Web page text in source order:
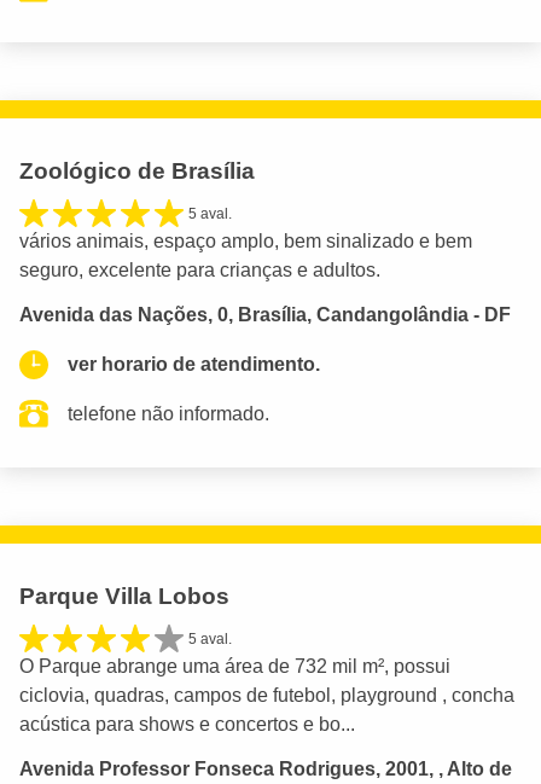
Zoológico de Brasília
5 aval.
vários animais, espaço amplo, bem sinalizado e bem
seguro, excelente para crianças e adultos.
Avenida das Nações, 0, Brasília, Candangolândia - DF
ver horario de atendimento.
telefone não informado.
Parque Villa Lobos
5 aval.
O Parque abrange uma área de 732 mil m², possui
ciclovia, quadras, campos de futebol, playground , concha
acústica para shows e concertos e bo...
Avenida Professor Fonseca Rodrigues, 2001, , Alto de